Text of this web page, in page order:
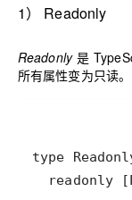
1） Readonly
Readonly 是
所有属性变为只读。
readonly